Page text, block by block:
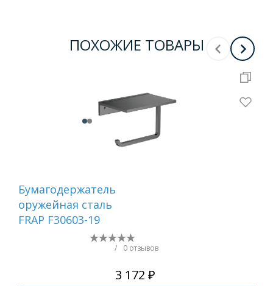
ПОХОЖИЕ ТОВАРЫ
Бумагодержатель
оружейная сталь
FRAP F30603-19
/ 0 отзывов
3 172 ₽